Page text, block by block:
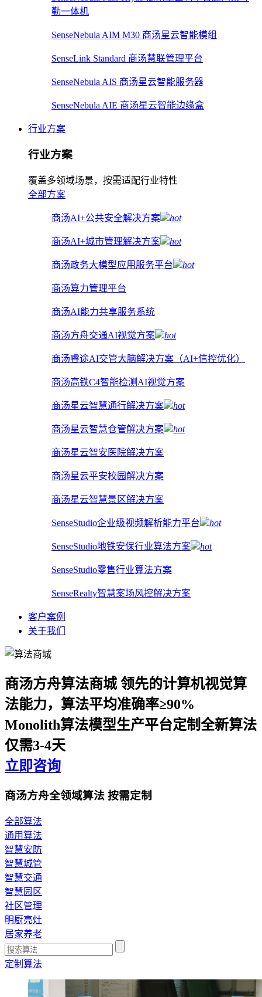
勤一体机
SenseNebula AIM M30 商汤星云智能模组
SenseLink Standard 商汤慧联管理平台
SenseNebula AIS 商汤星云智能服务器
SenseNebula AIE 商汤星云智能边缘盒
行业方案
行业方案
覆盖多领域场景，按需适配行业特性
全部方案
商汤AI+公共安全解决方案 hot
商汤AI+城市管理解决方案 hot
商汤政务大模型应用服务平台 hot
商汤算力管理平台
商汤AI能力共享服务系统
商汤方舟交通AI视觉方案 hot
商汤睿途AI交管大脑解决方案（AI+信控优化）
商汤高铁C4智能检测AI视觉方案
商汤星云智慧通行解决方案 hot
商汤星云智慧仓管解决方案 hot
商汤星云智安医院解决方案
商汤星云平安校园解决方案
商汤星云智慧景区解决方案
SenseStudio企业级视频解析能力平台 hot
SenseStudio地铁安保行业算法方案 hot
SenseStudio零售行业算法方案
SenseRealty智慧案场风控解决方案
客户案例
关于我们
商汤方舟算法商城 领先的计算机视觉算
法能力，算法平均准确率≥90%
Monolith算法模型生产平台定制全新算法
仅需3-4天
立即咨询
商汤方舟全领域算法 按需定制
全部算法
通用算法
智慧安防
智慧城管
智慧交通
智慧园区
社区管理
明厨亮灶
居家养老
定制算法